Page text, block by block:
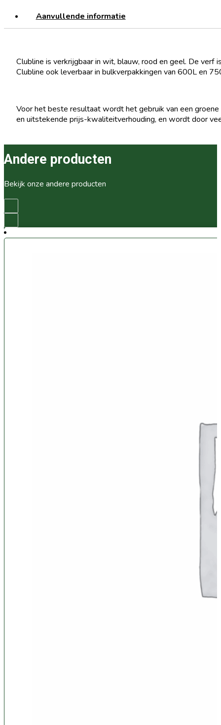
Aanvullende informatie
Clubline is verkrijgbaar in wit, blauw, rood en geel. De
Clubline ook leverbaar in bulkverpakkingen van 600L en
Voor het beste resultaat wordt het gebruik van een
en uitstekende prijs-kwaliteitverhouding, en wordt door
Andere producten
Bekijk onze andere producten